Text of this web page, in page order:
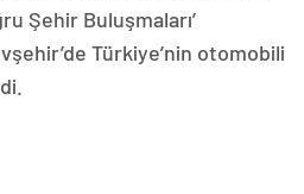
Şehir Buluşmaları’
Türkiye’nin otomobili